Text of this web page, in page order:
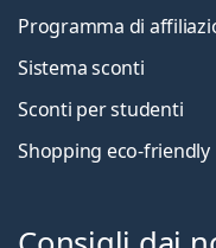
Programma di
Sistema sconti
Sconti per studenti
Shopping eco-friendly